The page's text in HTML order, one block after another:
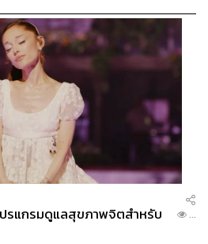
รแกรมดูแลสุขภาพจิตสำหรับ
...